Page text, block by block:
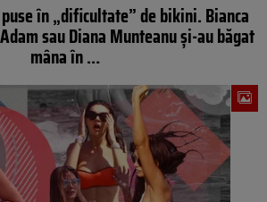
în „dificultate” de bikini. Bianca
sau Diana Munteanu și-au băgat
mâna în …